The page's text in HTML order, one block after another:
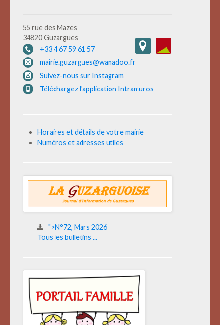
55 rue des Mazes
34820 Guzargues
+33 4 67 59 61 57
mairie.guzargues@wanadoo.fr
Suivez-nous sur Instagram
Téléchargez l'application Intramuros
Horaires et détails de votre mairie
Numéros et adresses utiles
">N°72, Mars 2026
Tous les bulletins ...